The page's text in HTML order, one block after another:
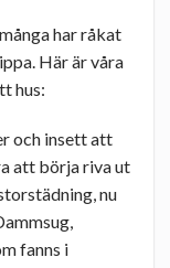
har råkat
Här är våra
hus:
och insett att
att börja riva ut
nu
fanns i